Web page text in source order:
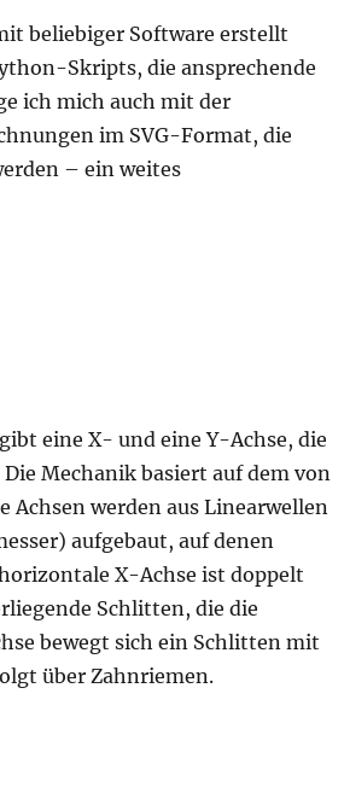
beliebiger Software erstellt
Skripts, die ansprechende
ich mich auch mit der
im SVG-Format, die
– ein weites
eine X- und eine Y-Achse, die
Mechanik basiert auf dem von
Achsen werden aus Linearwellen
aufgebaut, auf denen
X-Achse ist doppelt
Schlitten, die die
bewegt sich ein Schlitten mit
über Zahnriemen.